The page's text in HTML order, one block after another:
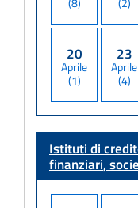
20
Aprile
(1)
23
Aprile
(4)
Istituti di
finanziari,